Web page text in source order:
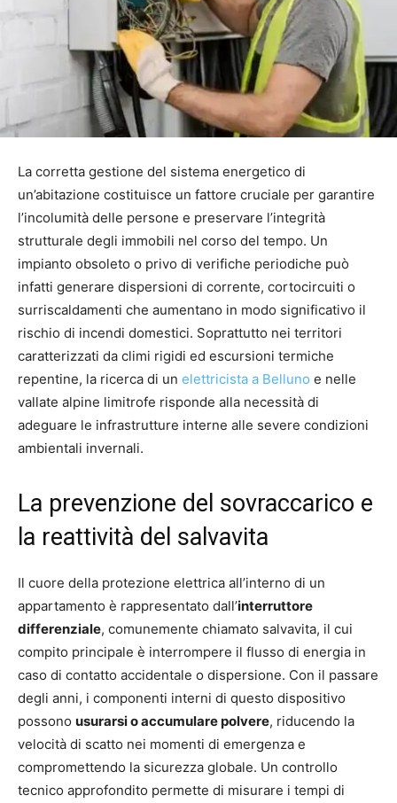
La corretta gestione del sistema energetico di
un’abitazione costituisce un fattore cruciale per garantire
l’incolumità delle persone e preservare l’integrità
strutturale degli immobili nel corso del tempo. Un
impianto obsoleto o privo di verifiche periodiche può
infatti generare dispersioni di corrente, cortocircuiti o
surriscaldamenti che aumentano in modo significativo il
rischio di incendi domestici. Soprattutto nei territori
caratterizzati da climi rigidi ed escursioni termiche
repentine, la ricerca di un elettricista a Belluno e nelle
vallate alpine limitrofe risponde alla necessità di
adeguare le infrastrutture interne alle severe condizioni
ambientali invernali.
La prevenzione del sovraccarico e
la reattività del salvavita
Il cuore della protezione elettrica all’interno di un
appartamento è rappresentato dall’interruttore
differenziale, comunemente chiamato salvavita, il cui
compito principale è interrompere il flusso di energia in
caso di contatto accidentale o dispersione. Con il passare
degli anni, i componenti interni di questo dispositivo
possono usurarsi o accumulare polvere, riducendo la
velocità di scatto nei momenti di emergenza e
compromettendo la sicurezza globale. Un controllo
tecnico approfondito permette di misurare i tempi di